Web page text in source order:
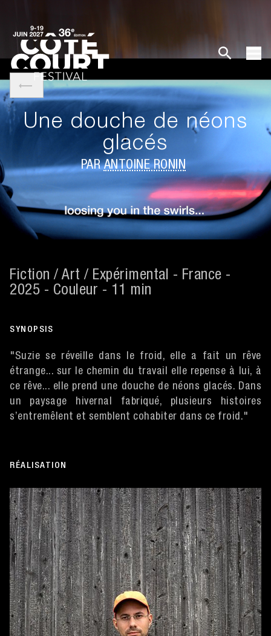
Une douche de néons
glacés
PAR ANTOINE RONIN
Fiction / Art / Expérimental - France -
2025 - Couleur - 11 min
SYNOPSIS
"Suzie se réveille dans le froid, elle a fait un rêve
étrange... sur le chemin du travail elle repense à lui, à
ce rêve... elle prend une douche de néons glacés. Dans
un paysage hivernal fabriqué, plusieurs histoires
s’entremêlent et semblent cohabiter dans ce froid."
RÉALISATION